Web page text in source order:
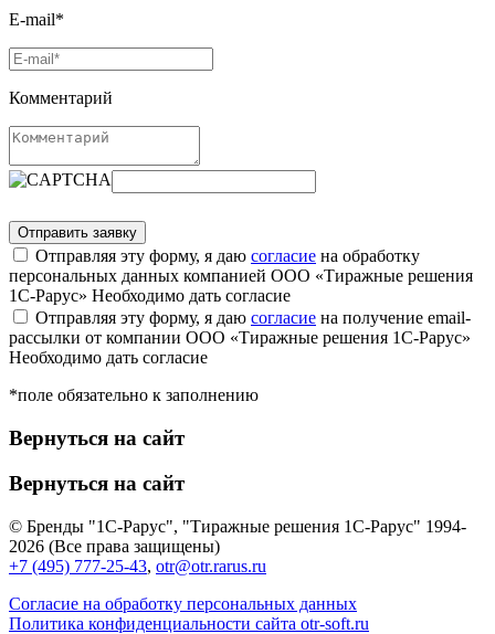
E-mail*
Комментарий
Отправляя эту форму, я даю согласие на обработку
персональных данных компанией ООО «Тиражные решения
1С-Рарус» Необходимо дать согласие
Отправляя эту форму, я даю согласие на получение email-
рассылки от компании ООО «Тиражные решения 1С-Рарус»
Необходимо дать согласие
*поле обязательно к заполнению
Вернуться на сайт
Вернуться на сайт
© Бренды "1С-Рарус", "Тиражные решения 1С-Рарус" 1994-
2026 (Все права защищены)
+7 (495) 777-25-43, otr@otr.rarus.ru
Согласие на обработку персональных данных
Политика конфиденциальности сайта otr-soft.ru